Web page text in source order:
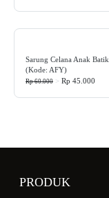
Sarung Celana Anak Batik
(Kode: AFY)
Rp 60.000 > Rp 45.000
PRODUK